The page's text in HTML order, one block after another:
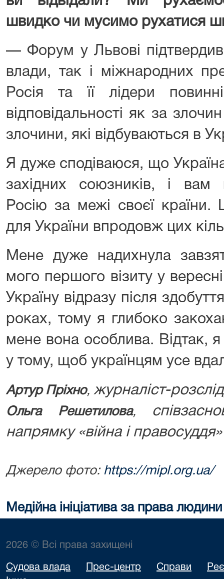
швидко чи мусимо рухатися
— Форум у Львові підтвердив
влади, так і міжнародних
Росія та її лідери
відповідальності як за
злочини, які відбуваються в
Я дуже сподіваюся, що
західних союзників, і вам
Росію за межі своєї
для України впродовж цих
Мене дуже надихнула
мого першого візиту у
Україну відразу після
роках, тому я глибоко
мене вона особлива. Відтак,
у тому, щоб українцям усе
Артур Пріхно, журналіст-
Ольга Решетилова,
напрямку «війна і правосуддя»
Джерело фото: https://mipl.org.ua/
Медійна ініціатива за права людини
2026 © Всі права захищені
Судова влада Прес-центр Справи